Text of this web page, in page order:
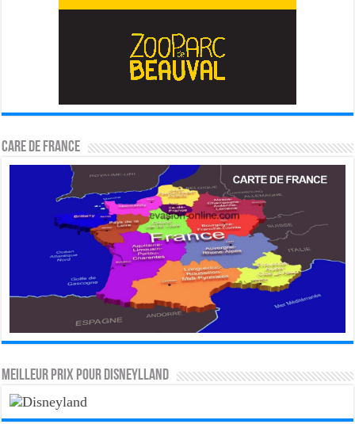
CARE DE FRANCE
MEILLEUR PRIX POUR DISNEYLLAND